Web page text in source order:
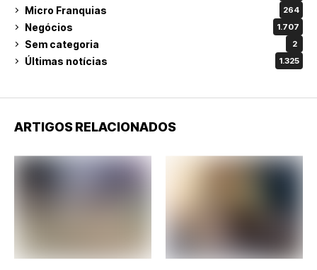
Micro Franquias 264
Negócios 1.707
Sem categoria 2
Últimas notícias 1.325
ARTIGOS RELACIONADOS